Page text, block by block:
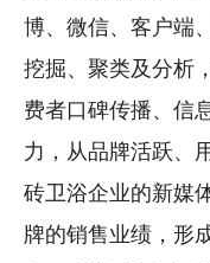
博、微信、客户端
挖掘、聚类及分析
费者口碑传播、信
力，从品牌活跃、
砖卫浴企业的新媒
牌的销售业绩，形